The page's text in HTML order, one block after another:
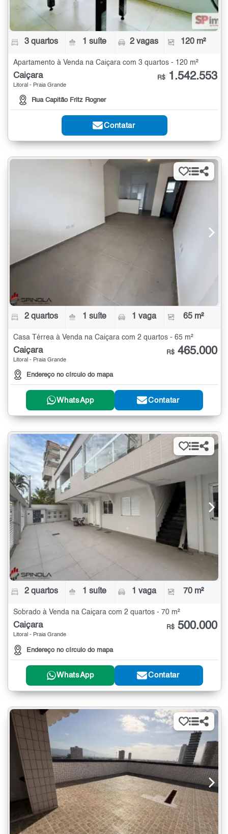
3 quartos 1 suíte 2 vagas 120 m²
Apartamento à Venda na Caiçara com 3 quartos - 120 m²
Caiçara
Litoral - Praia Grande
Rua Capitão Fritz Rogner
R$ 1.542.553
Contatar
2 quartos 1 suíte 1 vaga 65 m²
Casa Térrea à Venda na Caiçara com 2 quartos - 65 m²
Caiçara
Litoral - Praia Grande
Endereço no círculo do mapa
R$ 465.000
WhatsApp Contatar
2 quartos 1 suíte 1 vaga 70 m²
Sobrado à Venda na Caiçara com 2 quartos - 70 m²
Caiçara
Litoral - Praia Grande
Endereço no círculo do mapa
R$ 500.000
WhatsApp Contatar